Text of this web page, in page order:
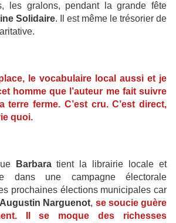
les gralons, pendant la grande fête
Solidaire. Il est même le trésorier de
le vocabulaire local aussi et je
homme que l’auteur me fait suivre
terre ferme. C’est cru. C’est direct,
quoi.
Barbaratient la librairie locale et
dans une campagne électorale
prochaines élections municipales car
Augustin Narguenot, se soucie guère
Il se moque des richesses